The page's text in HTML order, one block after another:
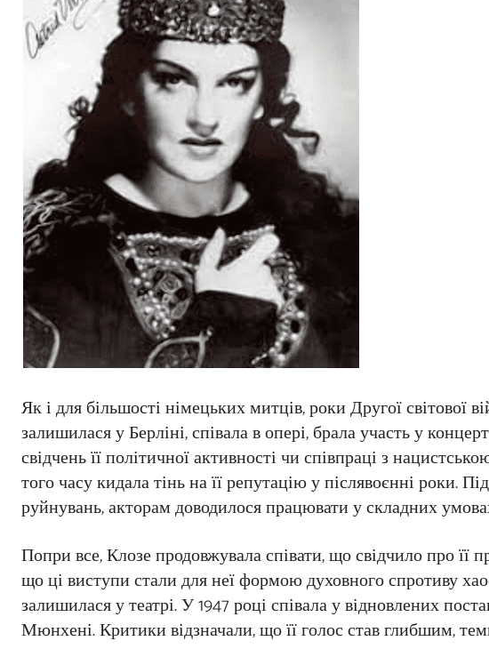
Як і для більшості німецьких митців, роки Другої
залишилася у Берліні, співала в опері, брала участь у
свідчень її політичної активності чи співпраці з
того часу кидала тінь на її репутацію у післявоєнні роки.
руйнувань, акторам доводилося працювати у складних
Попри все, Клозе продовжувала співати, що свідчило про її
що ці виступи стали для неї формою духовного спротиву
залишилася у театрі. У 1947 році співала у відновлених
Мюнхені. Критики відзначали, що її голос став глибшим,